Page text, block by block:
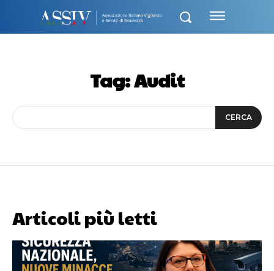
Tag:Audit
CERCA
Articoli più letti